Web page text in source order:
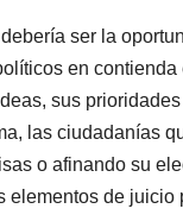
ser la
en
sus
las ciudadanías
o afinando su
elementos de juicio